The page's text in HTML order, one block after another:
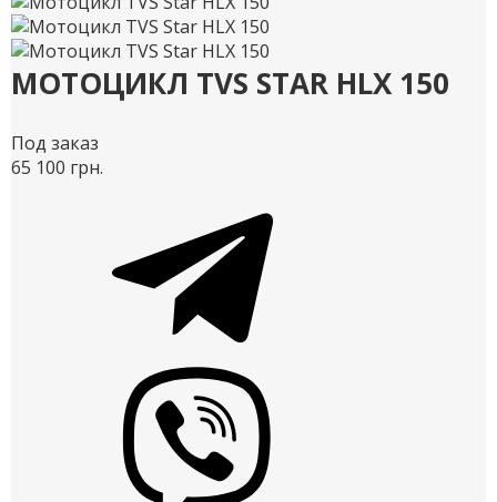
МОТОЦИКЛ TVS STAR HLX 150
Под заказ
65 100 грн.